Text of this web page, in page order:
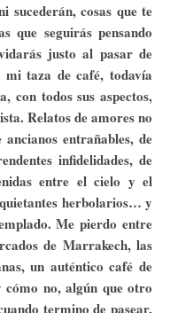
sucederán, cosas que te
que seguirás pensando
justo al pasar de
taza de café, todavía
con todos sus aspectos,
Relatos de amores no
entrañables, de
infidelidades, de
entre el cielo y el
herbolarios… y
Me pierdo entre
de Marrakech, las
un auténtico café de
no, algún que otro
termino de pasear,